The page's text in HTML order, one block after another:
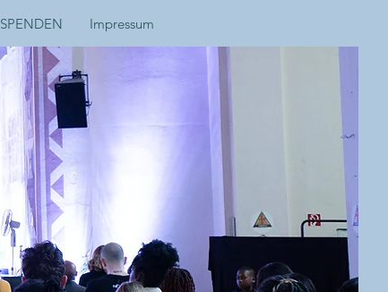
SPENDEN Impressum